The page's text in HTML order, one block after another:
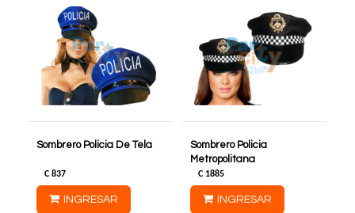
Sombrero Policia De Tela
C 837
INGRESAR
Sombrero Policia
Metropolitana
C 1885
INGRESAR